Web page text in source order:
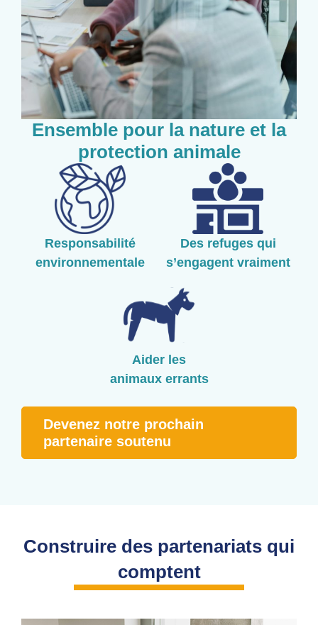
Ensemble pour la nature et la
protection animale
Responsabilité
environnementale
Des refuges qui
s’engagent vraiment
Aider les
animaux errants
Devenez notre prochain
partenaire soutenu
Construire des partenariats qui
comptent